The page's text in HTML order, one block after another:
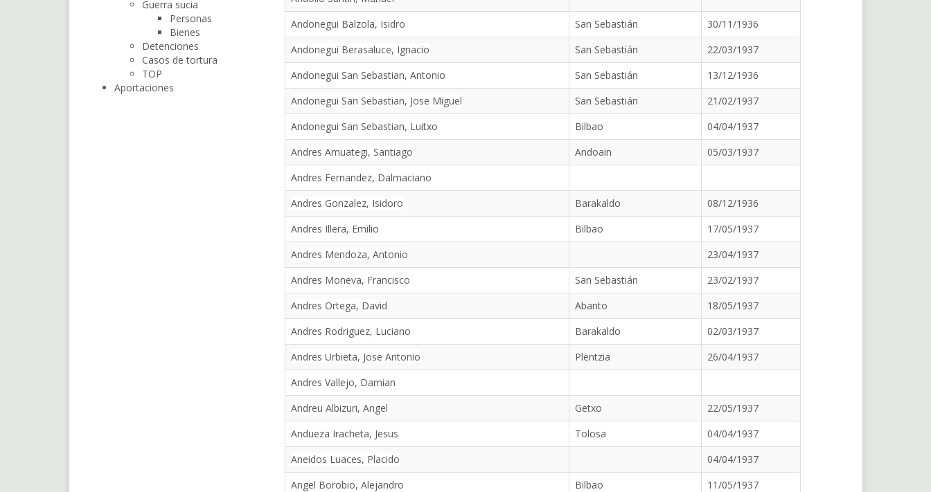
Guerra sucia
Personas
Bienes
Detenciones
Casos de tortura
TOP
Aportaciones
Andonegui Balzola, Isidro
San Sebastián
30/11/1936
Andonegui Berasaluce, Ignacio
San Sebastián
22/03/1937
Andonegui San Sebastian, Antonio
San Sebastián
13/12/1936
Andonegui San Sebastian, Jose Miguel
San Sebastián
21/02/1937
Andonegui San Sebastian, Luitxo
Bilbao
04/04/1937
Andres Amuategi, Santiago
Andoain
05/03/1937
Andres Fernandez, Dalmaciano
Andres Gonzalez, Isidoro
Barakaldo
08/12/1936
Andres Illera, Emilio
Bilbao
17/05/1937
Andres Mendoza, Antonio
23/04/1937
Andres Moneva, Francisco
San Sebastián
23/02/1937
Andres Ortega, David
Abanto
18/05/1937
Andres Rodriguez, Luciano
Barakaldo
02/03/1937
Andres Urbieta, Jose Antonio
Plentzia
26/04/1937
Andres Vallejo, Damian
Andreu Albizuri, Angel
Getxo
22/05/1937
Andueza Iracheta, Jesus
Tolosa
04/04/1937
Aneidos Luaces, Placido
04/04/1937
Angel Borobio, Alejandro
Bilbao
11/05/1937